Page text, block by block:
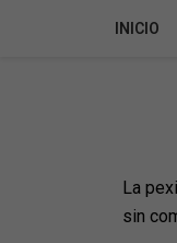
INICIO
La
sin